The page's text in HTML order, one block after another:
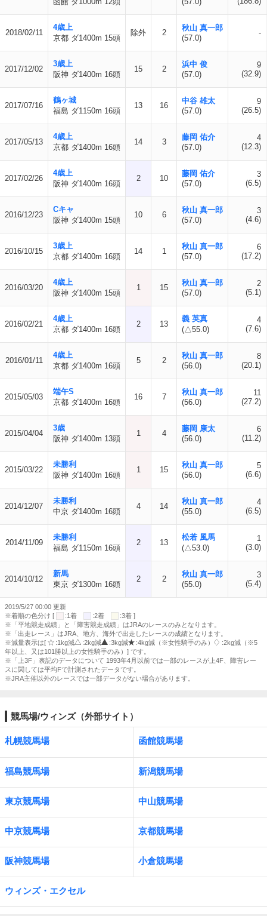
2018/02/11
4歳上
京都 ダ1400m 15頭
除外 2
秋山 真一郎
(57.0)
-
2017/12/02
3歳上
阪神 ダ1400m 16頭
15 2
浜中 俊
(57.0)
9
(32.9)
2017/07/16
鶴ヶ城
福島 ダ1150m 16頭
13 16
中谷 雄太
(57.0)
9
(26.5)
2017/05/13
4歳上
京都 ダ1400m 16頭
14 3
藤岡 佑介
(57.0)
4
(12.3)
2017/02/26
4歳上
阪神 ダ1400m 16頭
2 10
藤岡 佑介
(57.0)
3
(6.5)
2016/12/23
Cキャ
阪神 ダ1400m 15頭
10 6
秋山 真一郎
(57.0)
3
(4.6)
2016/10/15
3歳上
京都 ダ1400m 16頭
14 1
秋山 真一郎
(57.0)
6
(17.2)
2016/03/20
4歳上
阪神 ダ1400m 15頭
1 15
秋山 真一郎
(57.0)
2
(5.1)
2016/02/21
4歳上
京都 ダ1400m 16頭
2 13
義 英真
(△55.0)
4
(7.6)
2016/01/11
4歳上
京都 ダ1400m 16頭
5 2
秋山 真一郎
(56.0)
8
(20.1)
2015/05/03
端午S
京都 ダ1400m 16頭
16 7
秋山 真一郎
(56.0)
11
(27.2)
2015/04/04
3歳
阪神 ダ1400m 13頭
1 4
藤岡 康太
(56.0)
6
(11.2)
2015/03/22
未勝利
阪神 ダ1400m 16頭
1 15
秋山 真一郎
(56.0)
5
(6.6)
2014/12/07
未勝利
中京 ダ1400m 16頭
4 14
秋山 真一郎
(55.0)
4
(6.5)
2014/11/09
未勝利
福島 ダ1150m 16頭
2 13
松若 風馬
(△53.0)
1
(3.0)
2014/10/12
新馬
東京 ダ1300m 16頭
2 2
秋山 真一郎
(55.0)
3
(5.4)
2019/5/27 00:00 更新
※着順の色分け [
:1着 :2着
:3着 ]
※「平地競走成績」と「障害競走成績」はJRAのレースのみとなります。
※「出走レース」はJRA、地方、海外で出走したレースの成績となります。
※減量表示は[
:1kg減 :2kg減 :3kg減 :4kg減（※女性騎手のみ）
:2kg減（※5
年以上、又は101勝以上の女性騎手のみ）] です。
※「上3F」表記のデータについて 1993年4月以前では一部のレースが上4F、障害レー
スに関しては平均Fで計測されたデータです。
※JRA主催以外のレースでは一部データがない場合があります。
競馬場/ウィンズ（外部サイト）
札幌競馬場 函館競馬場
福島競馬場 新潟競馬場
東京競馬場 中山競馬場
中京競馬場 京都競馬場
阪神競馬場 小倉競馬場
ウィンズ・エクセル